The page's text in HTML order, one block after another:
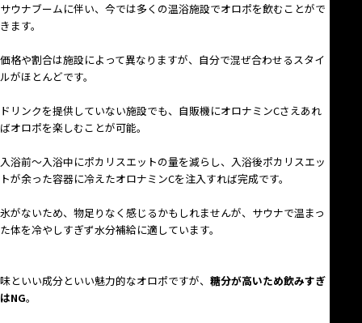
サウナブームに伴い、今では多くの温浴施設でオロポを飲むことがで
きます。
価格や割合は施設によって異なりますが、自分で混ぜ合わせるスタイ
ルがほとんどです。
ドリンクを提供していない施設でも、自販機にオロナミンCさえあれ
ばオロポを楽しむことが可能。
入浴前～入浴中にポカリスエットの量を減らし、入浴後ポカリスエッ
トが余った容器に冷えたオロナミンCを注入すれば完成です。
氷がないため、物足りなく感じるかもしれませんが、サウナで温まっ
た体を冷やしすぎず水分補給に適しています。
味といい成分といい魅力的なオロポですが、 糖分が高いため飲みすぎ
はNG。